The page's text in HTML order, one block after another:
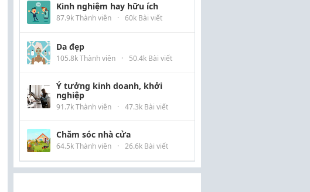
Kinh nghiệm hay hữu ích
87.9k Thành viên · 60k Bài viết
Da đẹp
105.8k Thành viên · 50.4k Bài viết
Ý tưởng kinh doanh, khởi
nghiệp
91.7k Thành viên · 47.3k Bài viết
Chăm sóc nhà cửa
64.5k Thành viên · 26.6k Bài viết